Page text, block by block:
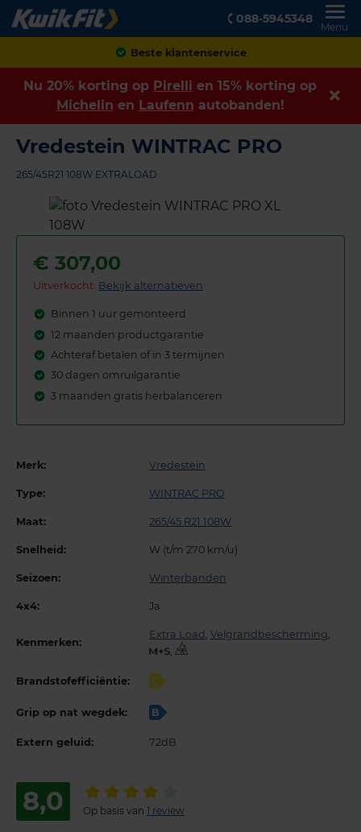
088-5945348
Menu
Achteraf betalen
Nu 20% korting op Pirelli en 15% korting op
Michelin en Laufenn autobanden!
Vredestein WINTRAC PRO
265/45R21 108W EXTRALOAD
€ 307,00
Uitverkocht: Bekijk alternatieven
Binnen 1 uur gemonteerd
12 maanden productgarantie
Achteraf betalen of in 3 termijnen
30 dagen omruilgarantie
3 maanden gratis herbalanceren
Merk: Vredestein
Type: WINTRAC PRO
Maat: 265/45 R21 108W
Snelheid: W (t/m 270 km/u)
Seizoen: Winterbanden
4x4: Ja
Kenmerken:
Extra Load , Velgrandbescherming,
,
Brandstofefficiëntie: C
Grip op nat wegdek: B
Extern geluid: 72dB
8,0 Op basis van 1 review